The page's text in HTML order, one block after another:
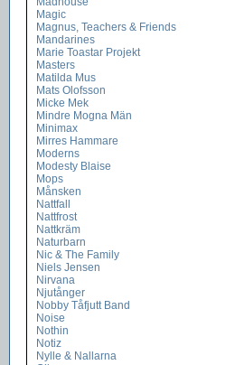
Magic
Magnus, Teachers & Friends
Mandarines
Marie Toastar Projekt
Masters
Matilda Mus
Mats Olofsson
Micke Mek
Mindre Mogna Män
Minimax
Mirres Hammare
Moderns
Modesty Blaise
Mops
Månsken
Nattfall
Nattfrost
Nattkräm
Naturbarn
Nic & The Family
Niels Jensen
Nirvana
Njutånger
Nobby Tåfjutt Band
Noise
Nothin
Notiz
Nylle & Nallarna